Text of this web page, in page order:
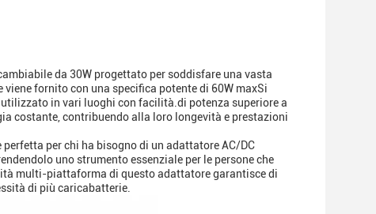
da 30W progettato per soddisfare una vasta
fornito con una specifica potente di 60W maxSi
in vari luoghi con facilità.di potenza superiore a
costante, contribuendo alla loro longevità e prestazioni
per chi ha bisogno di un adattatore AC/DC
uno strumento essenziale per le persone che
multi-piattaforma di questo adattatore garantisce di
di più caricabatterie.